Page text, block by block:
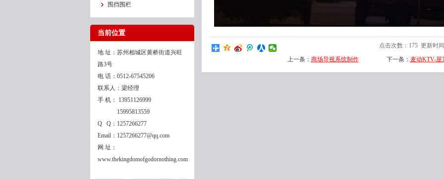
围挡围栏
当前位置
地 址：苏州相城区黄桥街道兴旺
路3号
电 话：0512-67545206
联系人：梁经理
手 机：
13951126999
15995813559
Q Q：1257266277
Email：1257266277@qq.com
网 址：
www.thekingdomofgodornothing.com
点击次数： 175 更新时
上一条： 商场导视系统制作 下一条： 麦动KTV-屋